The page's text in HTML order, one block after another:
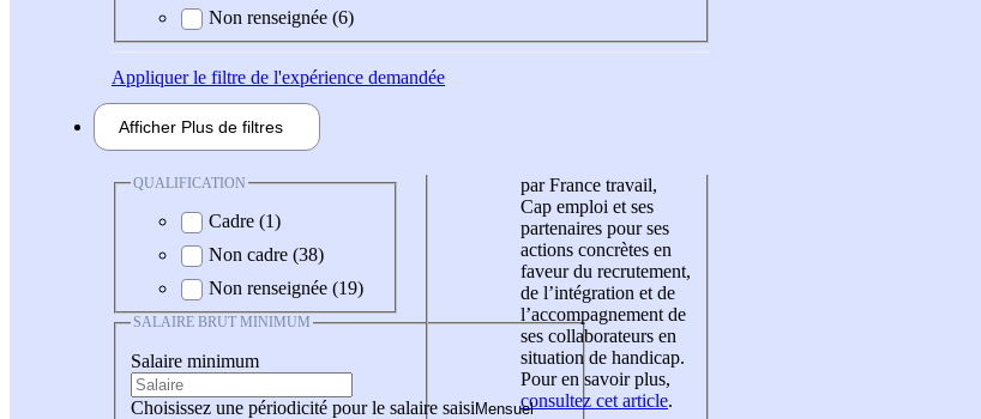
Non renseignée (6)
Appliquerle filtre de l'expérience demandée
Afficher Plus de filtres
QUALIFICATION
Cadre (1)
Non cadre (38)
Non renseignée (19)
SALAIRE BRUT MINIMUM
Salaire minimum
Choisissez une périodicité pour le salaire saisi
par France travail,
Cap emploi et ses
partenaires pour ses
actions concrètes en
faveur du recrutement,
de l’intégration et de
l’accompagnement de
ses collaborateurs en
situation de handicap.
Pour en savoir plus,
consultez cet article.